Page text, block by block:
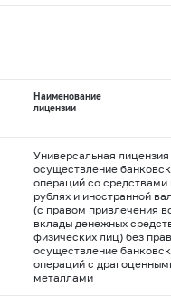
Наименование
лицензии
Универсальная лицензия
осуществление
операций со средствами
рублях и иностранной
(с правом привлечения
вклады денежных
физических лиц) без
осуществление
операций с
металлами